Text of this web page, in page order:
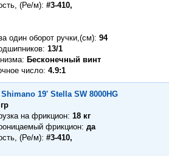
(Ре/м) #3-410,
один оборот ручки,(см) 94
13/1
Бесконечный винт
число 4.9:1
19' Stella SW 8000HG
на фрикцион 18 кг
фрикцион да
(Ре/м) #3-410,